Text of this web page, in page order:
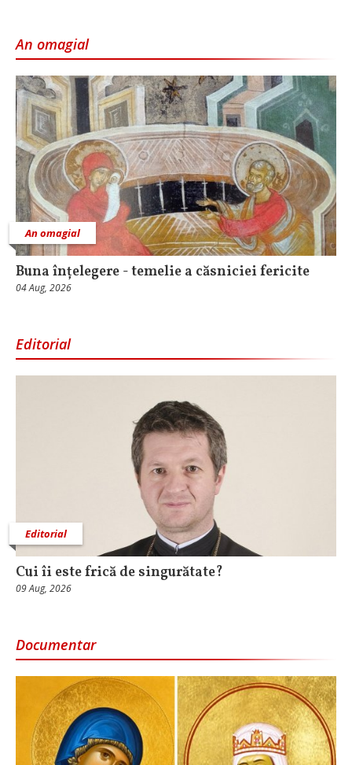
An omagial
An omagial
Buna înțelegere - temelie a căsniciei fericite
04 Aug, 2026
Editorial
Editorial
Cui îi este frică de singurătate?
09 Aug, 2026
Documentar